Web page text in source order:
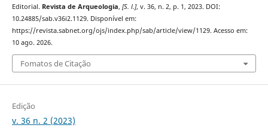
Editorial. Revista de Arqueologia, [S. l.], v. 36, n. 2, p. 1, 2023. DOI:
10.24885/sab.v36i2.1129. Disponível em:
https://revista.sabnet.org/ojs/index.php/sab/article/view/1129. Acesso em:
10 ago. 2026.
Fomatos de Citação
Edição
v. 36 n. 2 (2023)